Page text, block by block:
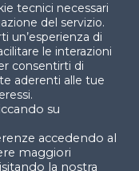
Dipartimento
tecnici necessari
del servizio.
un’esperienza di
le interazioni
consentirti di
aderenti alle tue
su
accedendo al
maggiori
la nostra